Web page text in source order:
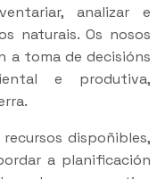
analizar e
naturais. Os nosos
a toma de decisións
e produtiva,
dispoñibles,
a planificación